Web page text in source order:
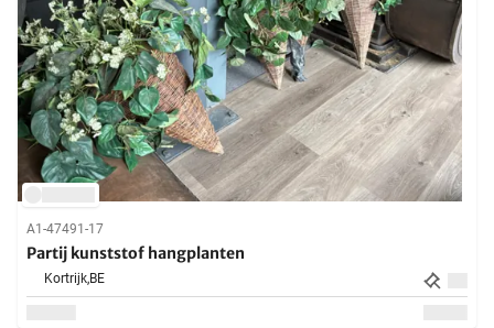
A1-47491-17
Partij kunststof hangplanten
Kortrijk,BE